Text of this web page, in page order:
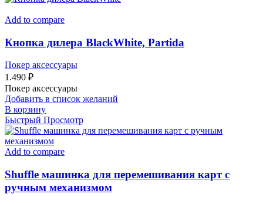
Add to compare
Кнопка дилера BlackWhite, Partida
Покер аксессуары
1.490 ₽
Покер аксессуары
Добавить в список желаний
В корзину
Быстрый Просмотр
Add to compare
Shuffle машинка для перемешивания карт c
ручным механизмом